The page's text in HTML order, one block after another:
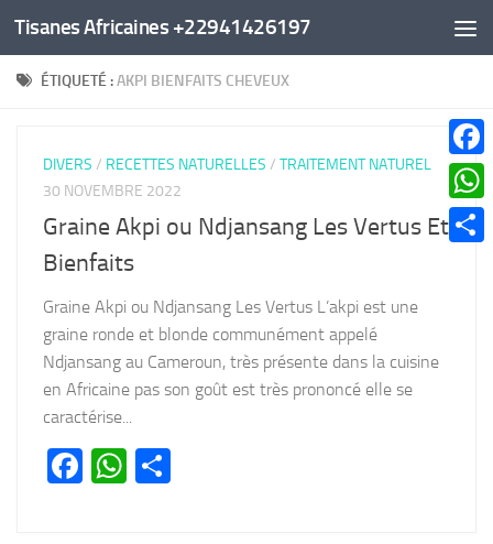
Au dessous du contenu
Tisanes Africaines +22941426197
ÉTIQUETÉ :AKPI BIENFAITS CHEVEUX
DIVERS / RECETTES NATURELLES / TRAITEMENT NATUREL
30 NOVEMBRE 2022
Graine Akpi ou Ndjansang Les Vertus Et
Bienfaits
Graine Akpi ou Ndjansang Les Vertus L’akpi est une
graine ronde et blonde communément appelé
Ndjansang au Cameroun, très présente dans la cuisine
en Africaine pas son goût est très prononcé elle se
caractérise...
Facebook
WhatsApp